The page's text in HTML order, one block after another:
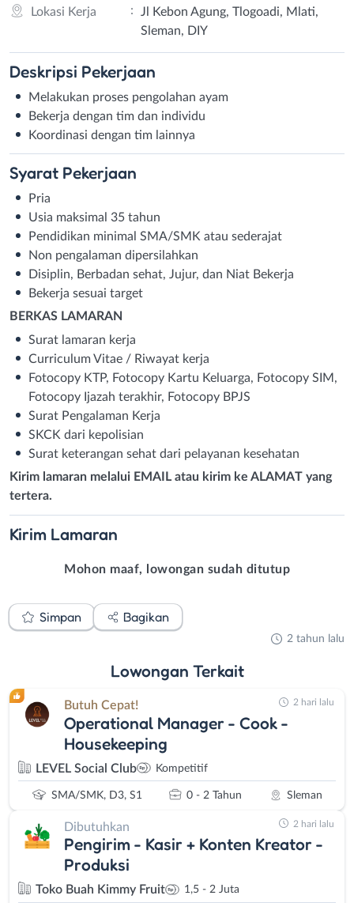
Lokasi Kerja
:
Jl Kebon Agung, Tlogoadi, Mlati,
Sleman, DIY
Deskripsi Pekerjaan
Melakukan proses pengolahan ayam
Bekerja dengan tim dan individu
Koordinasi dengan tim lainnya
Syarat Pekerjaan
Pria
Usia maksimal 35 tahun
Pendidikan minimal SMA/SMK atau sederajat
Non pengalaman dipersilahkan
Disiplin, Berbadan sehat, Jujur, dan Niat Bekerja
Bekerja sesuai target
BERKAS LAMARAN
Surat lamaran kerja
Curriculum Vitae / Riwayat kerja
Fotocopy KTP, Fotocopy Kartu Keluarga, Fotocopy SIM,
Fotocopy Ijazah terakhir, Fotocopy BPJS
Surat Pengalaman Kerja
SKCK dari kepolisian
Surat keterangan sehat dari pelayanan kesehatan
Kirim lamaran melalui EMAIL atau kirim ke ALAMAT yang
tertera.
Kirim Lamaran
Mohon maaf, lowongan sudah ditutup
Simpan Bagikan
2 tahun lalu
Lowongan Terkait
Butuh Cepat!
Operational Manager - Cook -
Housekeeping
LEVEL Social Club Kompetitif
SMA/SMK, D3, S1 0 - 2 Tahun Sleman
2 hari lalu
Dibutuhkan
Pengirim - Kasir + Konten Kreator -
Produksi
Toko Buah Kimmy Fruit 1,5 - 2 Juta
2 hari lalu